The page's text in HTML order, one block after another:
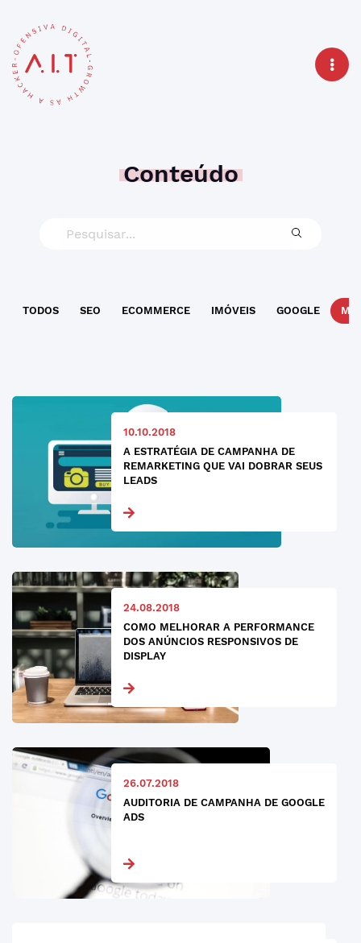
Conteúdo
TODOS SEO ECOMMERCE IMÓVEIS GOOGLE
10.10.2018
A ESTRATÉGIA DE CAMPANHA DE
REMARKETING QUE VAI DOBRAR SEUS
LEADS
24.08.2018
COMO MELHORAR A PERFORMANCE
DOS ANÚNCIOS RESPONSIVOS DE
DISPLAY
26.07.2018
AUDITORIA DE CAMPANHA DE GOOGLE
ADS